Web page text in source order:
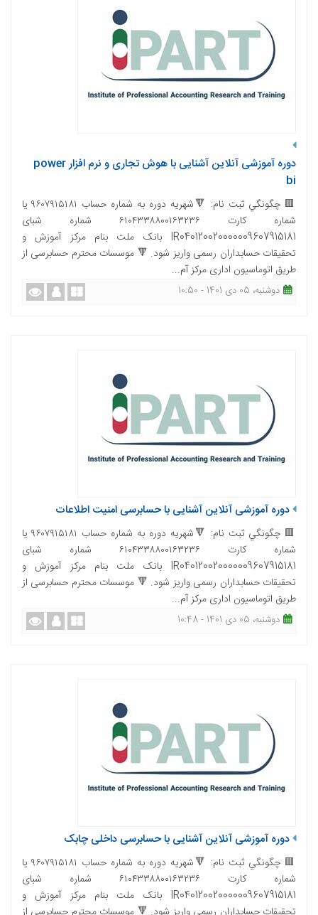
دوره آموزشی آنلاین آشنایی با هوش تجاری و نرم افزار power
bi
🟥 چگونگي ثبت نام: 🔻شهریه دوره به شماره حساب ۹۶۰۷۹۱۵۱۸۱ یا
شماره کارت ۶۱۰۴۳۳۸۸۰۰۱۶۳۲۳۶ شماره شبای
IR040120020000009607915181 بانک ملت بنام مرکز آموزش و
تحقیقات حسابداران رسمی واریز شود. 🔻 موسسات محترم حسابرسی از
طریق اتوماسیون اداری مرکز آم...
دوشنبه، 05 دی 1401 - 10:50
دوره آموزشی آنلاین آشنایی با حسابرسی امنیت اطلاعات
🟥 چگونگي ثبت نام: 🔻شهریه دوره به شماره حساب ۹۶۰۷۹۱۵۱۸۱ یا
شماره کارت ۶۱۰۴۳۳۸۸۰۰۱۶۳۲۳۶ شماره شبای
IR040120020000009607915181 بانک ملت بنام مرکز آموزش و
تحقیقات حسابداران رسمی واریز شود. 🔻 موسسات محترم حسابرسی از
طریق اتوماسیون اداری مرکز آم...
دوشنبه، 05 دی 1401 - 10:48
دوره آموزشی آنلاین آشنایی با حسابرسی داخلی چابک
🟥 چگونگي ثبت نام: 🔻شهریه دوره به شماره حساب ۹۶۰۷۹۱۵۱۸۱ یا
شماره کارت ۶۱۰۴۳۳۸۸۰۰۱۶۳۲۳۶ شماره شبای
IR040120020000009607915181 بانک ملت بنام مرکز آموزش و